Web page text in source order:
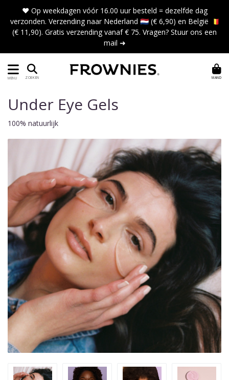
❤️ Op weekdagen vóór 16.00 uur besteld = dezelfde dag
verzonden. Verzending naar Nederland 🇳🇱 (€ 6,90) en België 🇧🇪
(€ 11,90). Gratis verzending vanaf € 75. Vragen? Stuur ons een
mail ➜
MENU ZOEKEN MAND
Under Eye Gels
100% natuurlijk